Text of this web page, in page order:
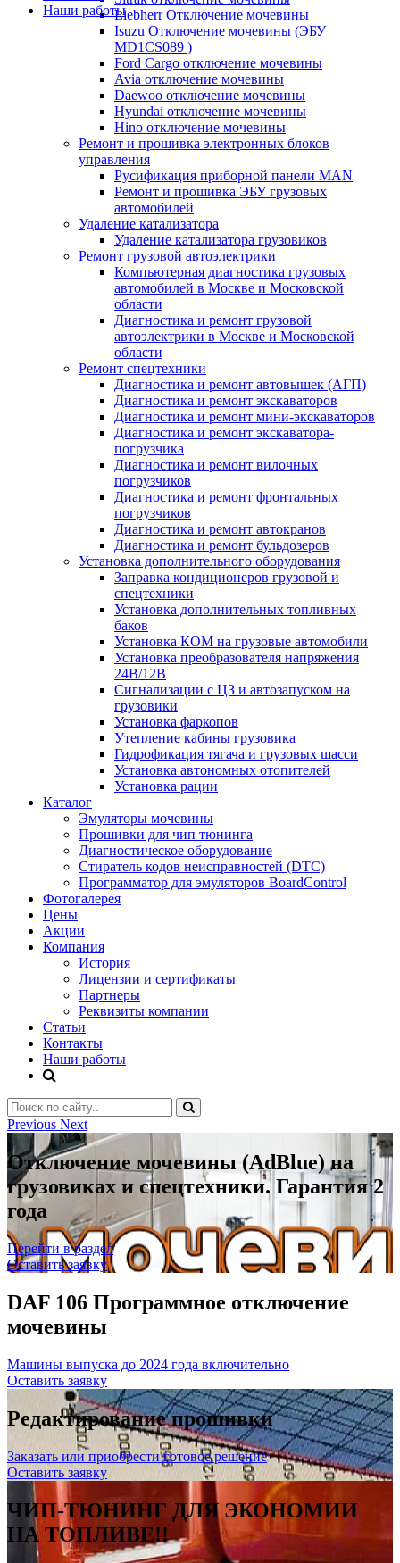
Наши работыLiebherr Отключение мочевины
Isuzu Отключение мочевины (ЭБУ
MD1CS089 )
Ford Cargo отключение мочевины
Avia отключение мочевины
Daewoo отключение мочевины
Hyundai отключение мочевины
Hino отключение мочевины
Ремонт и прошивка электронных блоков
управления
Русификация приборной панели MAN
Ремонт и прошивка ЭБУ грузовых
автомобилей
Удаление катализатора
Удаление катализатора грузовиков
Ремонт грузовой автоэлектрики
Компьютерная диагностика грузовых
автомобилей в Москве и Московской
области
Диагностика и ремонт грузовой
автоэлектрики в Москве и Московской
области
Ремонт спецтехники
Диагностика и ремонт автовышек (АГП)
Диагностика и ремонт экскаваторов
Диагностика и ремонт мини-экскаваторов
Диагностика и ремонт экскаватора-
погрузчика
Диагностика и ремонт вилочных
погрузчиков
Диагностика и ремонт фронтальных
погрузчиков
Диагностика и ремонт автокранов
Диагностика и ремонт бульдозеров
Установка дополнительного оборудования
Заправка кондиционеров грузовой и
спецтехники
Установка дополнительных топливных
баков
Установка КОМ на грузовые автомобили
Установка преобразователя напряжения
24В/12В
Сигнализации с ЦЗ и автозапуском на
грузовики
Установка фаркопов
Утепление кабины грузовика
Гидрофикация тягача и грузовых шасси
Установка автономных отопителей
Установка рации
Каталог
Эмуляторы мочевины
Прошивки для чип тюнинга
Диагностическое оборудование
Стиратель кодов неисправностей (DTC)
Программатор для эмуляторов BoardControl
Фотогалерея
Цены
Акции
Компания
История
Лицензии и сертификаты
Партнеры
Реквизиты компании
Статьи
Контакты
Наши работы
Previous Next
Отключение мочевины (AdBlue) на
грузовиках и спецтехники. Гарантия 2
года
Перейти в раздел
Оставить заявку
DAF 106 Программное отключение
мочевины
Машины выпуска до 2024 года включительно
Оставить заявку
Редактирование прошивки
Заказать или приобрести готовое решение
Оставить заявку
ЧИП-ТЮНИНГ ДЛЯ ЭКОНОМИИ
НА ТОПЛИВЕ!!